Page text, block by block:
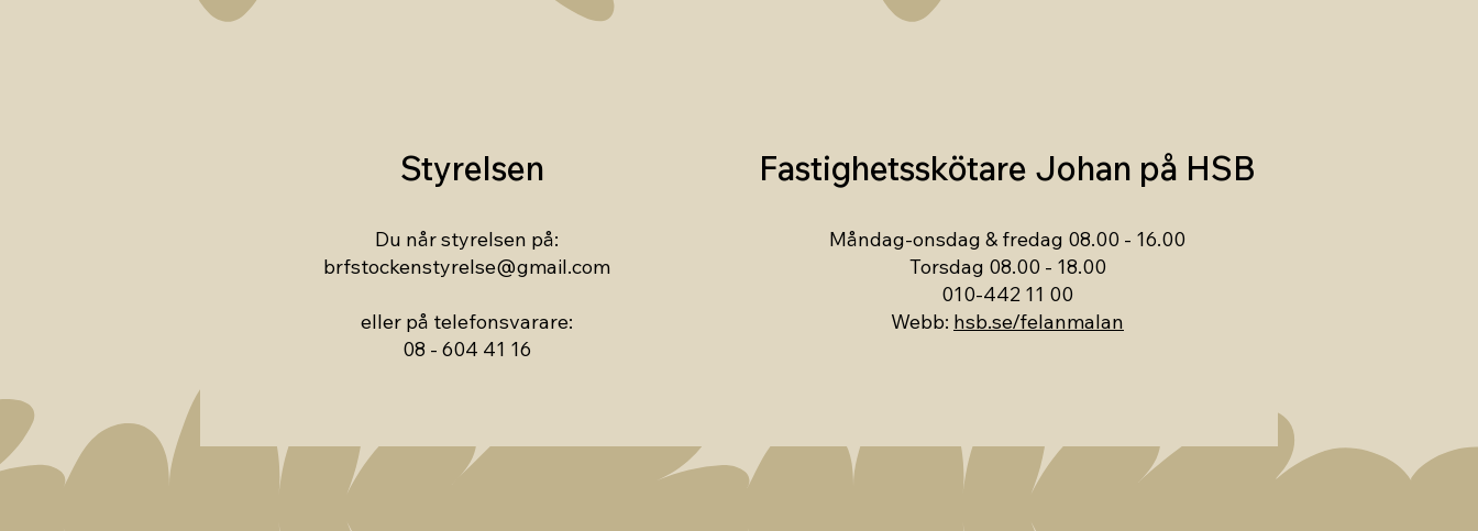
Styrelsen
Du når styrelsen på:
brfstockenstyrelse@gmail.com
eller på telefonsvarare:
08 - 604 41 16
Fastighetsskötare Johan på HSB
Måndag-onsdag & fredag 08.00 - 16.00
Torsdag 08.00 - 18.00
010-442 11 00
Webb: hsb.se/felanmalan